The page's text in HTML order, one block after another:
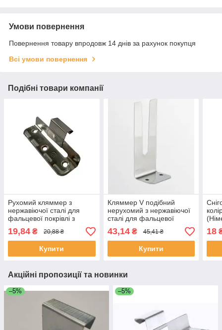
Умови повернення
Повернення товару впродовж 14 днів за рахунок покупця
Всі умови повернення
Подібні товари компанії
Рухомий кляммер з
нержавіючої сталі для
фальцевої покрівлі з
поглибленим фыксатором
під шуруп h 25мм
19,84 ₴ 20,88 ₴
Купити
Кляммер V подібний
нерухомий з нержавіючої
сталі для фальцевої
покрівлі h 62мм
43,14₴ 45,41 ₴
Купити
18
Акційні пропозиції та новинки
–5% –5%